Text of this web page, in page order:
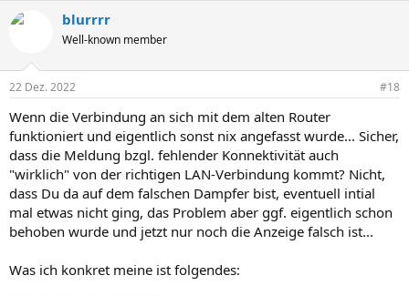
k
e
:
blurrrr
Well-known member
22 Dez. 2022 #18
Wenn die Verbindung an sich mit dem alten Router
funktioniert und eigentlich sonst nix angefasst wurde... Sicher,
dass die Meldung bzgl. fehlender Konnektivität auch
"wirklich" von der richtigen LAN-Verbindung kommt? Nicht,
dass Du da auf dem falschen Dampfer bist, eventuell intial
mal etwas nicht ging, das Problem aber ggf. eigentlich schon
behoben wurde und jetzt nur noch die Anzeige falsch ist...
Was ich konkret meine ist folgendes: